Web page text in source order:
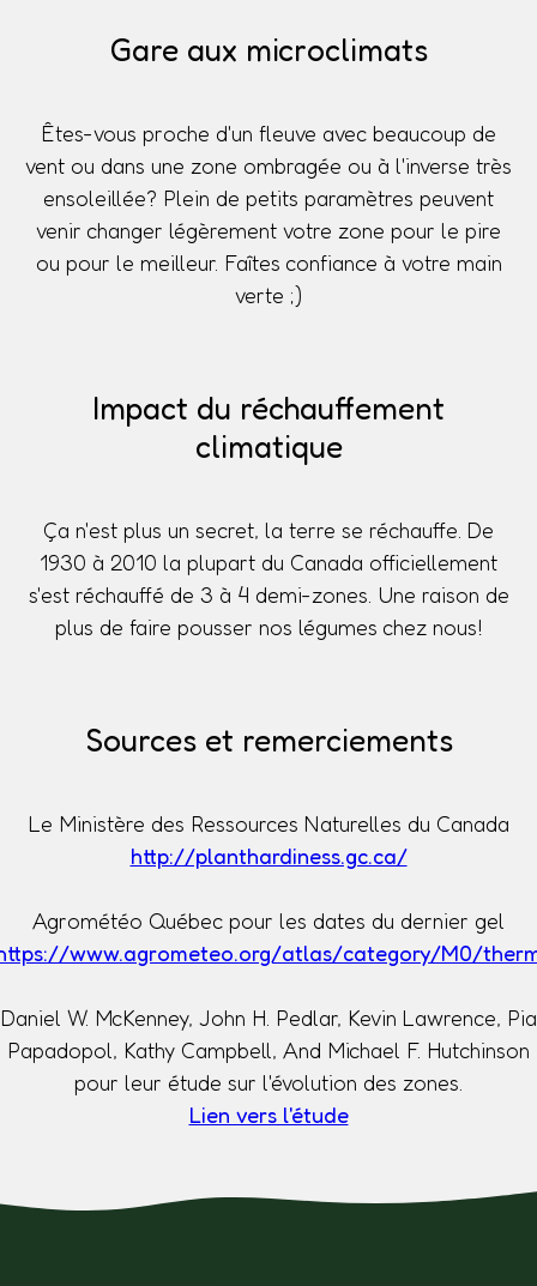
Gare aux microclimats
Êtes-vous proche d'un fleuve avec beaucoup de
vent ou dans une zone ombragée ou à l'inverse très
ensoleillée? Plein de petits paramètres peuvent
venir changer légèrement votre zone pour le pire
ou pour le meilleur. Faîtes confiance à votre main
verte ;)
Impact du réchauffement
climatique
Ça n'est plus un secret, la terre se réchauffe. De
1930 à 2010 la plupart du Canada officiellement
s'est réchauffé de 3 à 4 demi-zones. Une raison de
plus de faire pousser nos légumes chez nous!
Sources et remerciements
Le Ministère des Ressources Naturelles du Canada
http://planthardiness.gc.ca/
Agrométéo Québec pour les dates du dernier gel
www.agrometeo.org/atlas/category/M0/
Daniel W. McKenney, John H. Pedlar, Kevin Lawrence, Pia
Papadopol, Kathy Campbell, And Michael F. Hutchinson
pour leur étude sur l'évolution des zones.
Lien vers l'étude